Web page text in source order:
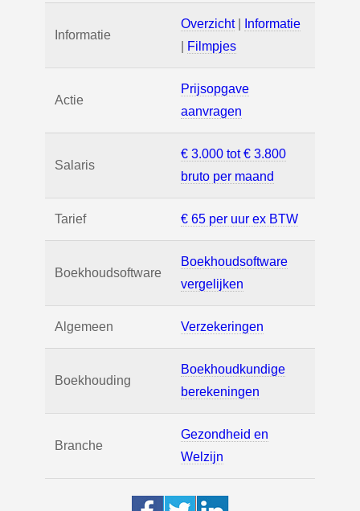
Informatie
Overzicht|
Informatie
Filmpjes
Actie
Prijsopgave
aanvragen
Salaris
€ 3.000 tot € 3.800
bruto per maand
Tarief € 65 per uur ex BTW
Boekhoudsoftware
Boekhoudsoftware
vergelijken
Algemeen Verzekeringen
Boekhouding
Boekhoudkundige
berekeningen
Branche
Gezondheid en
Welzijn